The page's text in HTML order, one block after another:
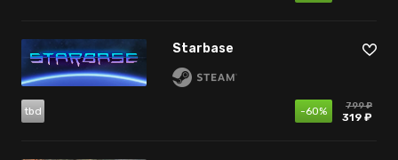
Starbase
tbd -60% 799 ₽
319 ₽